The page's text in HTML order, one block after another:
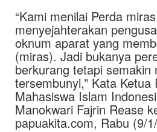
“Kami menilai Perda
menyejahterakan
oknum aparat yang
(miras). Jadi bukanya
berkurang tetapi semakin
tersembunyi,” Kata Ketua
Mahasiswa Islam
Manokwari Fajrin Rease
papuakita.com, Rabu (9/